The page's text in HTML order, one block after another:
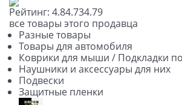
Рейтинг: 4.84.734.79
все товары этого продавца
Разные товары
Товары для автомобиля
Коврики для мыши / Подкладки
Наушники и аксессуары для них
Подвески
Защитные пленки